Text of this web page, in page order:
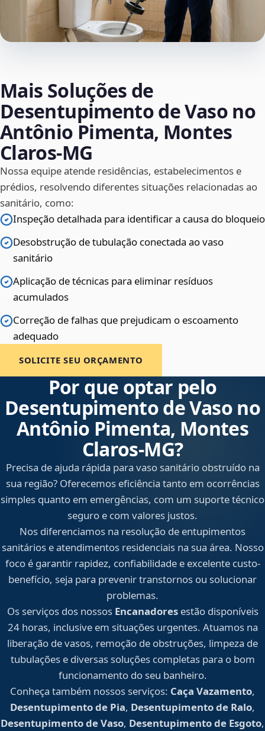
Mais Soluções de
Desentupimento de Vaso no
Antônio Pimenta, Montes
Claros‑MG
Nossa equipe atende residências, estabelecimentos e
prédios, resolvendo diferentes situações relacionadas ao
sanitário, como:
Inspeção detalhada para identificar a causa do bloqueio
Desobstrução de tubulação conectada ao vaso
sanitário
Aplicação de técnicas para eliminar resíduos
acumulados
Correção de falhas que prejudicam o escoamento
adequado
SOLICITE SEU ORÇAMENTO
Por que optar pelo
Desentupimento de Vaso no
Antônio Pimenta, Montes
Claros‑MG?
Precisa de ajuda rápida para vaso sanitário obstruído na
sua região? Oferecemos eficiência tanto em ocorrências
simples quanto em emergências, com um suporte técnico
seguro e com valores justos.
Nos diferenciamos na resolução de entupimentos
sanitários e atendimentos residenciais na sua área. Nosso
foco é garantir rapidez, confiabilidade e excelente custo-
benefício, seja para prevenir transtornos ou solucionar
problemas.
Os serviços dos nossos Encanadoresestão disponíveis
24 horas, inclusive em situações urgentes. Atuamos na
liberação de vasos, remoção de obstruções, limpeza de
tubulações e diversas soluções completas para o bom
funcionamento do seu banheiro.
Conheça também nossos serviços: Caça Vazamento,
Desentupimento de Pia, Desentupimento de Ralo,
Desentupimento de Vaso, Desentupimento de Esgoto,